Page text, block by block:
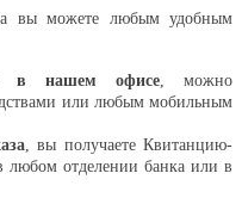
вы можете любым удобным
в нашем офисе, можно
или любым мобильным
, вы получаете Квитанцию-
любом отделении банка или в